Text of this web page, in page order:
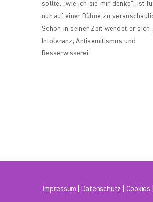
sollte, „wie ich sie mir denke“, ist
nur auf einer Bühne zu
Schon in seiner Zeit wendet er sich
Intoleranz, Antisemitismus und
Besserwisserei.
Impressum Datenschutz Cookies